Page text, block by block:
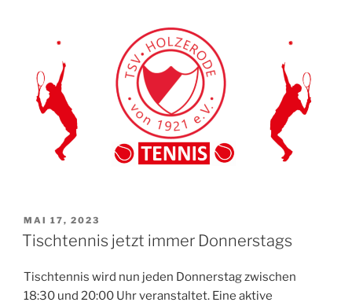
VERÖFFENTLICHT
AM
MAI 17, 2023
Tischtennis jetzt immer Donnerstags
Tischtennis wird nun jeden Donnerstag zwischen
18:30 und 20:00 Uhr veranstaltet. Eine aktive